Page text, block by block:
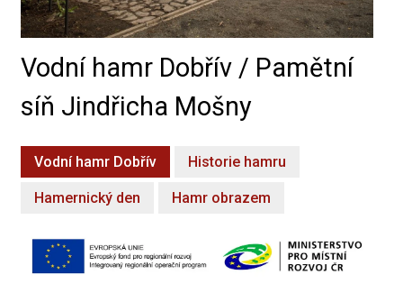
Vodní hamr Dobřív / Pamětní
síň Jindřicha Mošny
Vodní hamr Dobřív Historie hamru
Hamernický den Hamr obrazem